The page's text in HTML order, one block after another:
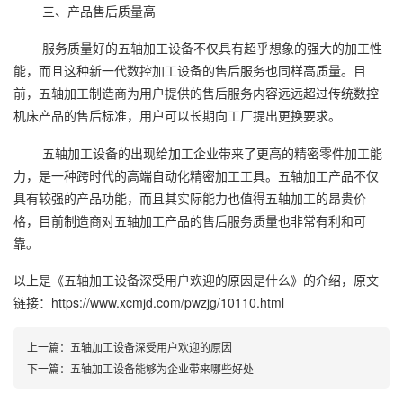
三、产品售后质量高
服务质量好的五轴加工设备不仅具有超乎想象的强大的加工性
能，而且这种新一代数控加工设备的售后服务也同样高质量。目
前，五轴加工制造商为用户提供的售后服务内容远远超过传统数控
机床产品的售后标准，用户可以长期向工厂提出更换要求。
五轴加工设备的出现给加工企业带来了更高的精密零件加工能
力，是一种跨时代的高端自动化精密加工工具。五轴加工产品不仅
具有较强的产品功能，而且其实际能力也值得五轴加工的昂贵价
格，目前制造商对五轴加工产品的售后服务质量也非常有利和可
靠。
以上是 《五轴加工设备深受用户欢迎的原因是什么》 的介绍，原文
链接： https://www.xcmjd.com/pwzjg/10110.html
上一篇： 五轴加工设备深受用户欢迎的原因
下一篇： 五轴加工设备能够为企业带来哪些好处